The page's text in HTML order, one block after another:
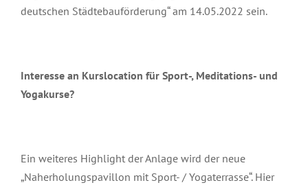
deutschen Städtebauförderung“ am 14.05.2022 sein.
Interesse an Kurslocation für Sport-, Meditations- und
Yogakurse?
Ein weiteres Highlight der Anlage wird der neue
„Naherholungspavillon mit Sport- / Yogaterrasse“. Hier